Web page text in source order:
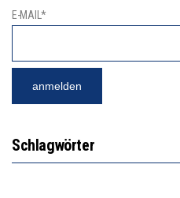
E-MAIL*
Schlagwörter